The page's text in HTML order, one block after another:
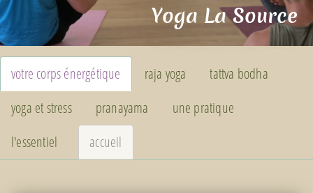
Yoga La Source
votre corps énergétique raja yoga
tattva bodha
yoga et stress
pranayama
une pratique
l'essentiel
accueil